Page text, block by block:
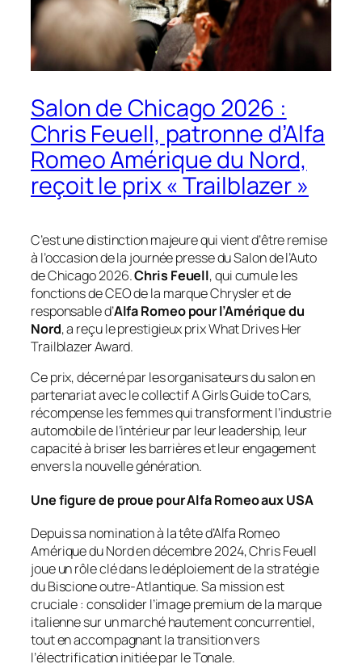
Salon de Chicago 2026 :
Chris Feuell, patronne d’Alfa
Romeo Amérique du Nord,
reçoit le prix « Trailblazer »
C’est une distinction majeure qui vient d’être remise
à l’occasion de la journée presse du Salon de l’Auto
de Chicago 2026.Chris Feuell, qui cumule les
fonctions de CEO de la marque Chrysler et de
responsable d’Alfa Romeo pour l’Amérique du
Nord, a reçu le prestigieux prixWhat Drives Her
Trailblazer Award.
Ce prix, décerné par les organisateurs du salon en
partenariat avec le collectifA Girls Guide to Cars,
récompense les femmes qui transforment l’industrie
automobile de l’intérieur par leur leadership, leur
capacité à briser les barrières et leur engagement
envers la nouvelle génération.
Une figure de proue pour Alfa Romeo aux USA
Depuis sa nomination à la tête d’Alfa Romeo
Amérique du Nord en décembre 2024, Chris Feuell
joue un rôle clé dans le déploiement de la stratégie
du Biscione outre-Atlantique. Sa mission est
cruciale : consolider l’image premium de la marque
italienne sur un marché hautement concurrentiel,
tout en accompagnant la transition vers
l’électrification initiée par le Tonale.